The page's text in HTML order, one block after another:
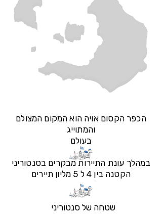
הכפר הקסום אויה הוא המקום המצולם
והמתוייג
בעולם
במהלך עונת התיירות מבקרים בסנטוריני
הקטנה בין 4 ל 5 מליון תיירים
שטחה של סנטוריני